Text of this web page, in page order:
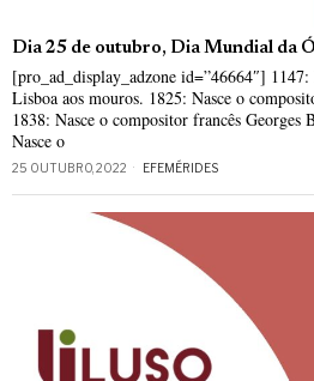
Dia 25 de outubro, Dia Mundial da
[pro_ad_display_adzone id=”46664″]
Lisboa aos mouros. 1825: Nasce o
1838: Nasce o compositor francês Georges
Nasce o
25 OUTUBRO, 2022 EFEMÉRIDES